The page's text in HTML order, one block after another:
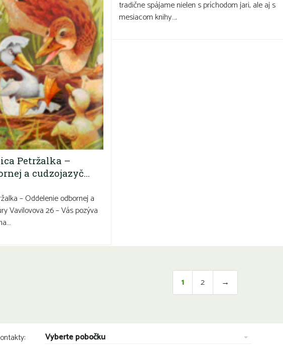
tradične spájame nielen s príchodom jari, ale aj s
mesiacom knihy….
Petržalka –
a cudzojazyč…
– Oddelenie odbornej a
Vavilovova 26 – Vás pozýva
1 2 →
Vyberte pobočku